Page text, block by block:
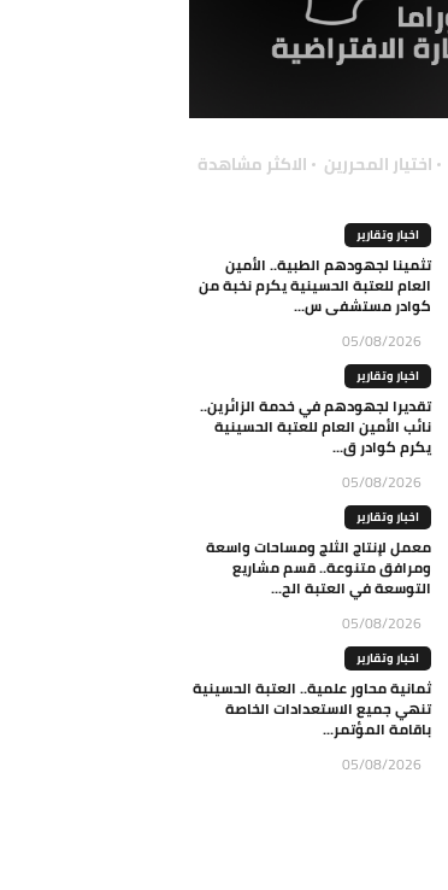
اختيار المحررين الاكثر مشاهدة
اخبار وتقارير
تثمينا لجهودهم الطبية.. الأمين
العام للعتبة الحسينية يكرم نخبة من
كوادر مستشفى س...
05/08/2026
اخبار وتقارير
تقديرا لجهودهم في خدمة الزائرين..
نائب الأمين العام للعتبة الحسينية
يكرم كوادر ق...
05/08/2026
اخبار وتقارير
معمل لإنتاج الثلج ومساحات واسعة
ومرافق متنوعة.. قسم مشاريع
التوسعة في العتبة الح...
05/08/2026
اخبار وتقارير
ثمانية محاور علمية.. العتبة الحسينية
تنهي جميع الاستعدادات الخاصة
باقامة المؤتمر...
05/08/2026